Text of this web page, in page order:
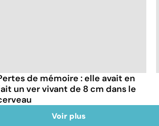
de mémoire : elle avait en
un ver vivant de 8 cm dans le
Voir plus